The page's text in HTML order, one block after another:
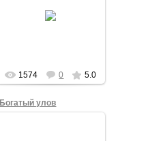
Площадь. Шествие и
митинг "Нет
1574 0 5.0
Богатый улов